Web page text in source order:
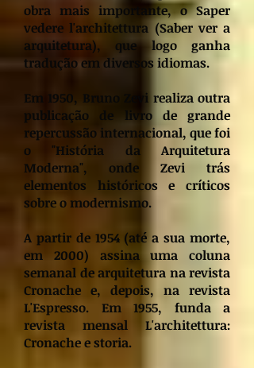
obra mais importante, o Saper
vedere l'architettura (Saber ver a
arquitetura), que logo ganha
tradução em diversos idiomas.
Em 1950, Bruno Zevi realiza outra
publicação de livro de grande
repercussão internacional, que foi
o "História da Arquitetura
Moderna", onde Zevi trás
elementos históricos e críticos
sobre o modernismo.
A partir de 1954 (até a sua morte,
em 2000) assina uma coluna
semanal de arquitetura na revista
Cronache e, depois, na revista
L'Espresso. Em 1955, funda a
revista mensal L'architettura:
Cronache e storia.